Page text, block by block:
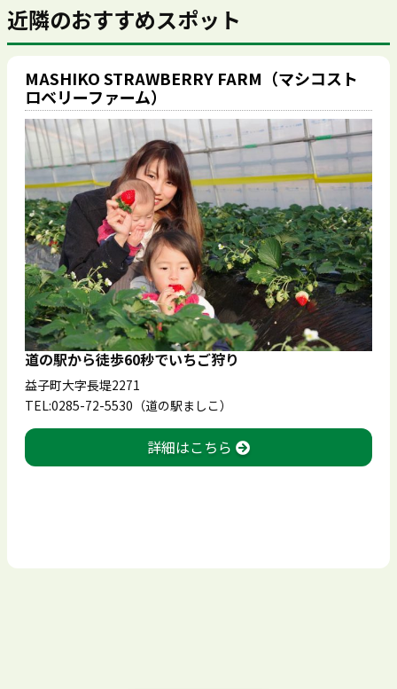
近隣のおすすめスポット
MASHIKO STRAWBERRY FARM（マシコスト
ロベリーファーム）
道の駅から徒歩60秒でいちご狩り
益子町大字長堤2271
TEL:0285-72-5530（道の駅ましこ）
詳細はこちら